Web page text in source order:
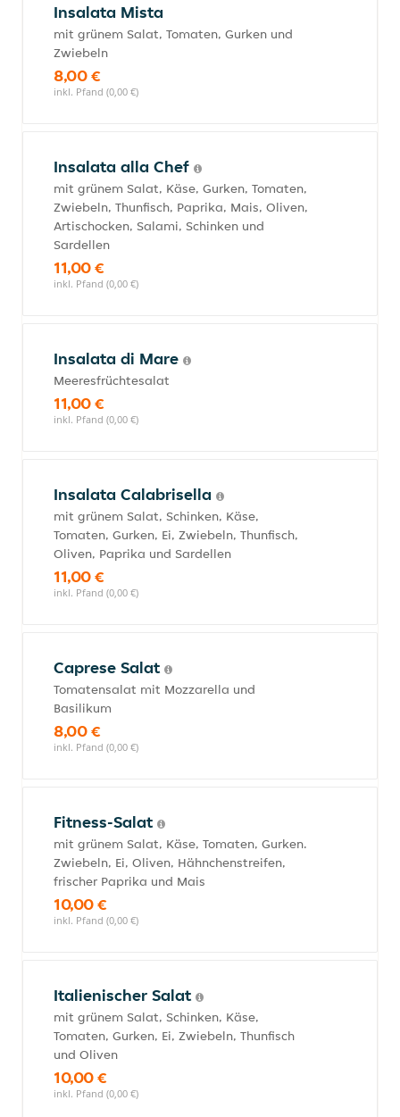
Insalata Mista
mit grünem Salat, Tomaten, Gurken und
Zwiebeln
8,00 €
inkl. Pfand (0,00 €)
Insalata alla Chef
mit grünem Salat, Käse, Gurken, Tomaten,
Zwiebeln, Thunfisch, Paprika, Mais, Oliven,
Artischocken, Salami, Schinken und
Sardellen
11,00 €
inkl. Pfand (0,00 €)
Insalata di Mare
Meeresfrüchtesalat
11,00 €
inkl. Pfand (0,00 €)
Insalata Calabrisella
mit grünem Salat, Schinken, Käse,
Tomaten, Gurken, Ei, Zwiebeln, Thunfisch,
Oliven, Paprika und Sardellen
11,00 €
inkl. Pfand (0,00 €)
Caprese Salat
Tomatensalat mit Mozzarella und
Basilikum
8,00 €
inkl. Pfand (0,00 €)
Fitness-Salat
mit grünem Salat, Käse, Tomaten, Gurken.
Zwiebeln, Ei, Oliven, Hähnchenstreifen,
frischer Paprika und Mais
10,00 €
inkl. Pfand (0,00 €)
Italienischer Salat
mit grünem Salat, Schinken, Käse,
Tomaten, Gurken, Ei, Zwiebeln, Thunfisch
und Oliven
10,00 €
inkl. Pfand (0,00 €)